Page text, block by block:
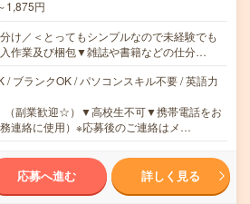
1,875円
け／＜とってもシンプルなので未経験でも
作業及び梱包▼雑誌や書籍などの仕分…
/ ブランクOK / パソコンスキル不要 / 英語力
（副業歓迎☆）▼高校生不可▼携帯電話をお
連絡に使用）※応募後のご連絡はメ…
応募へ進む 詳しく見る